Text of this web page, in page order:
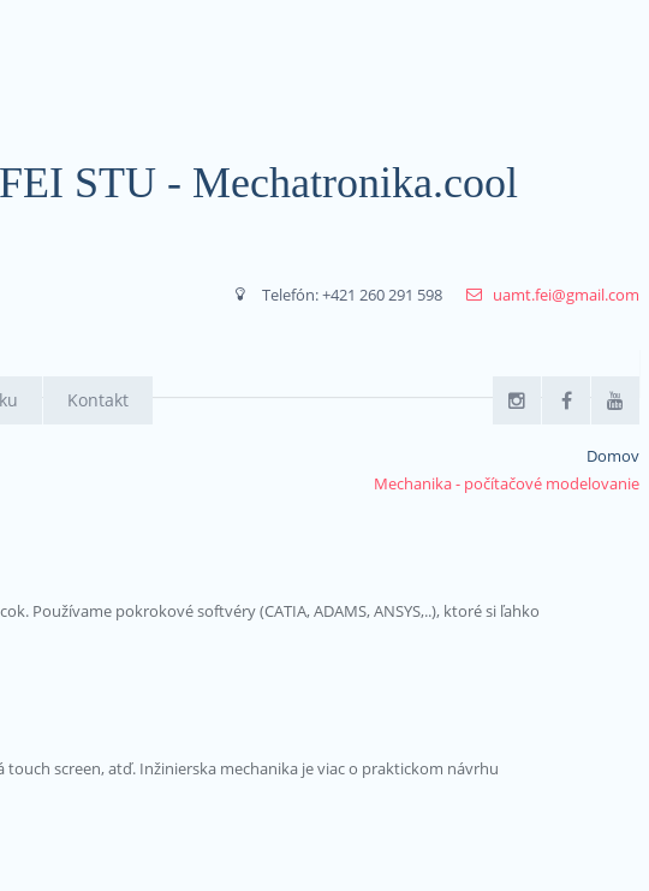
STU - Mechatronika.cool
Telefón: +421 260 291 598 uamt.fei@gmail.com
Kontakt
Domov
Mechanika - počítačové modelovanie
Používame pokrokové softvéry (CATIA, ADAMS, ANSYS,..), ktoré si ľahko
screen, atď. Inžinierska mechanika je viac o praktickom návrhu